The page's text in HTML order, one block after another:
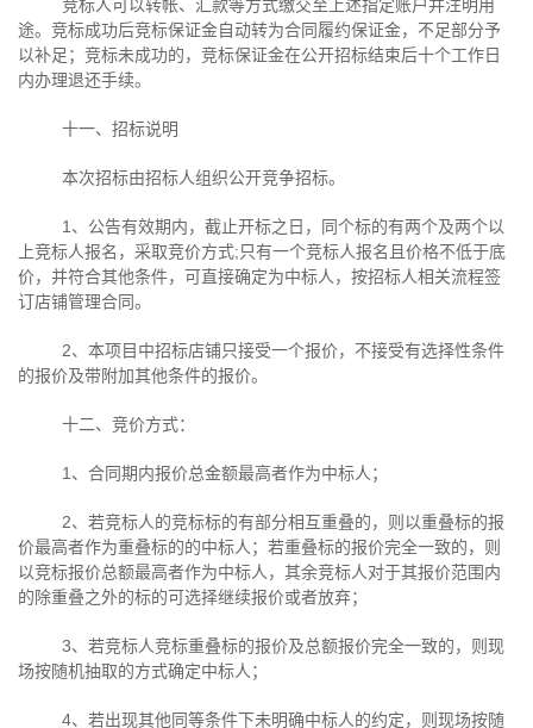
竞标人可以转帐、汇款等方式缴交至上述指定账户并注明用
途。竞标成功后竞标保证金自动转为合同履约保证金，不足部分予
以补足；竞标未成功的，竞标保证金在公开招标结束后十个工作日
内办理退还手续。
十一、招标说明
本次招标由招标人组织公开竞争招标。
1、公告有效期内，截止开标之日，同个标的有两个及两个以
上竞标人报名，采取竞价方式;只有一个竞标人报名且价格不低于底
价，并符合其他条件，可直接确定为中标人，按招标人相关流程签
订店铺管理合同。
2、本项目中招标店铺只接受一个报价，不接受有选择性条件
的报价及带附加其他条件的报价。
十二、竞价方式：
1、合同期内报价总金额最高者作为中标人；
2、若竞标人的竞标标的有部分相互重叠的，则以重叠标的报
价最高者作为重叠标的的中标人；若重叠标的报价完全一致的，则
以竞标报价总额最高者作为中标人，其余竞标人对于其报价范围内
的除重叠之外的标的可选择继续报价或者放弃；
3、若竞标人竞标重叠标的报价及总额报价完全一致的，则现
场按随机抽取的方式确定中标人；
4、若出现其他同等条件下未明确中标人的约定，则现场按随